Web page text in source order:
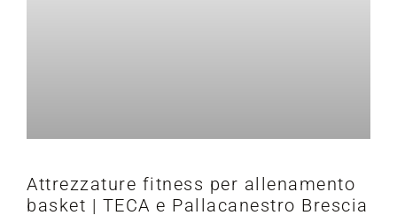
Attrezzature fitness per allenamento
basket | TECA e Pallacanestro Brescia